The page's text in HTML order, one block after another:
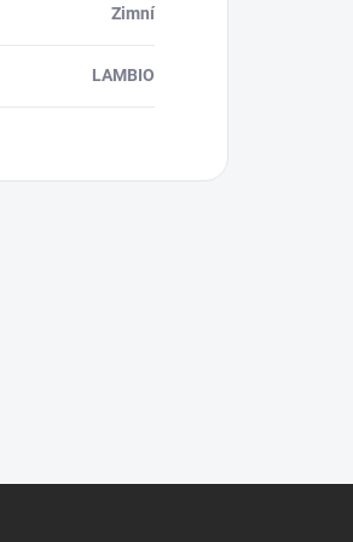
Zimní
LAMBIO